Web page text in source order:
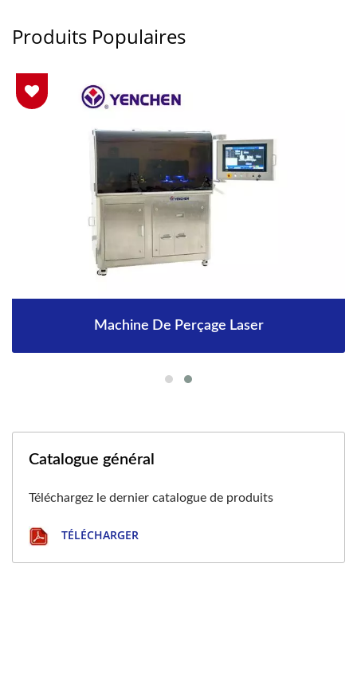
Produits Populaires
Machine De Perçage Laser
Catalogue général
Téléchargez le dernier catalogue de produits
TÉLÉCHARGER